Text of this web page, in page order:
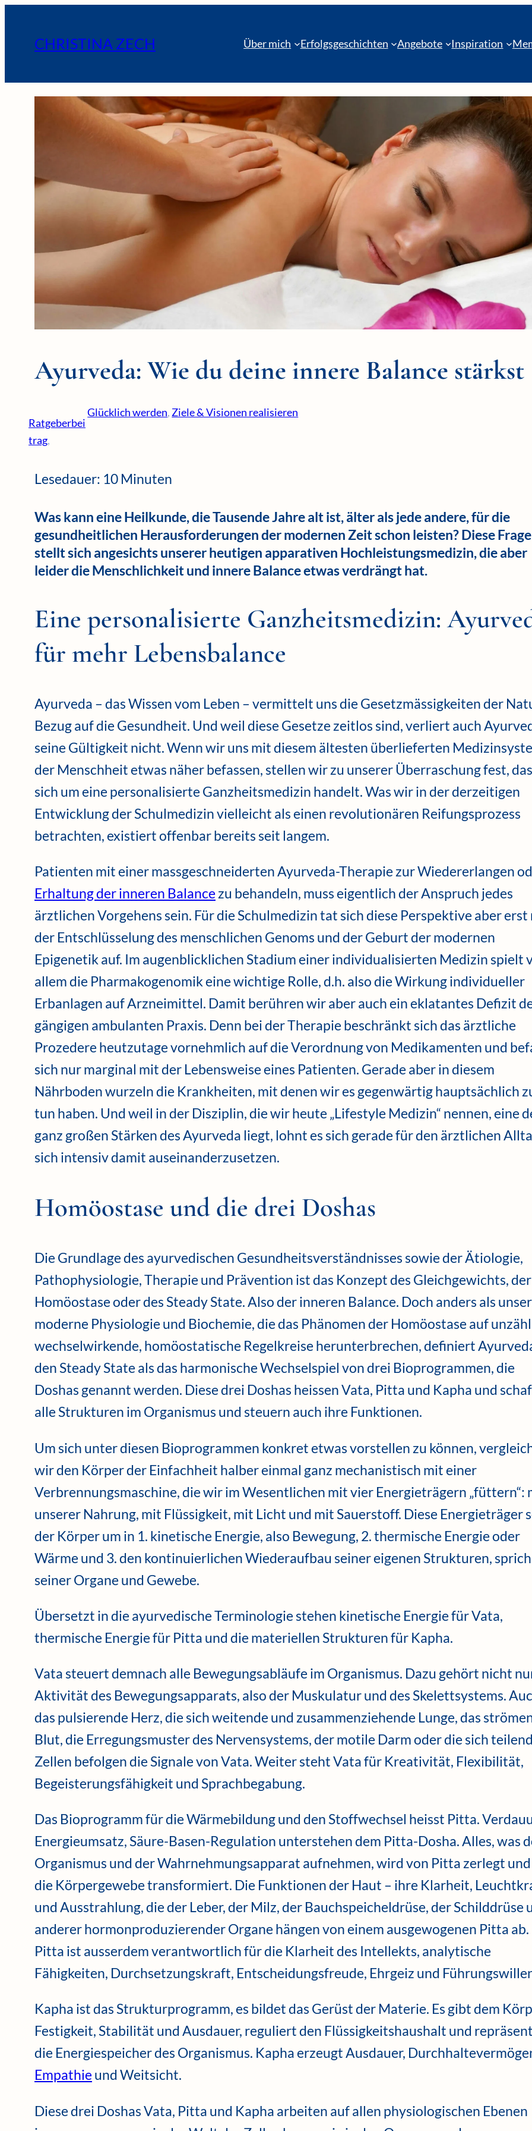
CHRISTINA ZECH Über mich Erfolgsgeschichten Angebote Inspiration
Ayurveda: Wie du deine innere Balance stärkst
Ratgeberbei
trag,
Glücklich werden, Ziele & Visionen realisieren
Lesedauer: 10 Minuten
Was kann eine Heilkunde, die Tausende Jahre alt ist, älter als jede andere, für die
gesundheitlichen Herausforderungen der modernen Zeit schon leisten? Diese Frage
stellt sich angesichts unserer heutigen apparativen Hochleistungsmedizin, die aber
leider die Menschlichkeit und innere Balance etwas verdrängt hat.
Eine personalisierte Ganzheitsmedizin:
für mehr Lebensbalance
Ayurveda – das Wissen vom Leben – vermittelt uns die Gesetzmässigkeiten der
Bezug auf die Gesundheit. Und weil diese Gesetze zeitlos sind, verliert auch
seine Gültigkeit nicht. Wenn wir uns mit diesem ältesten überlieferten
der Menschheit etwas näher befassen, stellen wir zu unserer Überraschung fest,
sich um eine personalisierte Ganzheitsmedizin handelt. Was wir in der derzeitigen
Entwicklung der Schulmedizin vielleicht als einen revolutionären Reifungsprozess
betrachten, existiert offenbar bereits seit langem.
Patienten mit einer massgeschneiderten Ayurveda-Therapie zur Wiedererlangen
Erhaltung der inneren Balance zu behandeln, muss eigentlich der Anspruch jedes
ärztlichen Vorgehens sein. Für die Schulmedizin tat sich diese Perspektive aber erst
der Entschlüsselung des menschlichen Genoms und der Geburt der modernen
Epigenetik auf. Im augenblicklichen Stadium einer individualisierten Medizin spielt
allem die Pharmakogenomik eine wichtige Rolle, d.h. also die Wirkung individueller
Erbanlagen auf Arzneimittel. Damit berühren wir aber auch ein eklatantes Defizit
gängigen ambulanten Praxis. Denn bei der Therapie beschränkt sich das ärztliche
Prozedere heutzutage vornehmlich auf die Verordnung von Medikamenten und
sich nur marginal mit der Lebensweise eines Patienten. Gerade aber in diesem
Nährboden wurzeln die Krankheiten, mit denen wir es gegenwärtig hauptsächlich
tun haben. Und weil in der Disziplin, die wir heute „Lifestyle Medizin“ nennen, eine
ganz großen Stärken des Ayurveda liegt, lohnt es sich gerade für den ärztlichen
sich intensiv damit auseinanderzusetzen.
Homöostase und die drei Doshas
Die Grundlage des ayurvedischen Gesundheitsverständnisses sowie der Ätiologie,
Pathophysiologie, Therapie und Prävention ist das Konzept des Gleichgewichts, der
Homöostase oder des Steady State. Also der inneren Balance. Doch anders als
moderne Physiologie und Biochemie, die das Phänomen der Homöostase auf
wechselwirkende, homöostatische Regelkreise herunterbrechen, definiert
den Steady State als das harmonische Wechselspiel von drei Bioprogrammen, die
Doshas genannt werden. Diese drei Doshas heissen Vata, Pitta und Kapha und
alle Strukturen im Organismus und steuern auch ihre Funktionen.
Um sich unter diesen Bioprogrammen konkret etwas vorstellen zu können,
wir den Körper der Einfachheit halber einmal ganz mechanistisch mit einer
Verbrennungsmaschine, die wir im Wesentlichen mit vier Energieträgern „füttern“:
unserer Nahrung, mit Flüssigkeit, mit Licht und mit Sauerstoff. Diese Energieträger
der Körper um in 1. kinetische Energie, also Bewegung, 2. thermische Energie oder
Wärme und 3. den kontinuierlichen Wiederaufbau seiner eigenen Strukturen, sprich
seiner Organe und Gewebe.
Übersetzt in die ayurvedische Terminologie stehen kinetische Energie für Vata,
thermische Energie für Pitta und die materiellen Strukturen für Kapha.
Vata steuert demnach alle Bewegungsabläufe im Organismus. Dazu gehört nicht
Aktivität des Bewegungsapparats, also der Muskulatur und des Skelettsystems.
das pulsierende Herz, die sich weitende und zusammenziehende Lunge, das
Blut, die Erregungsmuster des Nervensystems, der motile Darm oder die sich
Zellen befolgen die Signale von Vata. Weiter steht Vata für Kreativität, Flexibilität,
Begeisterungsfähigkeit und Sprachbegabung.
Das Bioprogramm für die Wärmebildung und den Stoffwechsel heisst Pitta.
Energieumsatz, Säure-Basen-Regulation unterstehen dem Pitta-Dosha. Alles, was
Organismus und der Wahrnehmungsapparat aufnehmen, wird von Pitta zerlegt
die Körpergewebe transformiert. Die Funktionen der Haut – ihre Klarheit,
und Ausstrahlung, die der Leber, der Milz, der Bauchspeicheldrüse, der Schilddrüse
anderer hormonproduzierender Organe hängen von einem ausgewogenen Pitta ab.
Pitta ist ausserdem verantwortlich für die Klarheit des Intellekts, analytische
Fähigkeiten, Durchsetzungskraft, Entscheidungsfreude, Ehrgeiz und
Kapha ist das Strukturprogramm, es bildet das Gerüst der Materie. Es gibt dem
Festigkeit, Stabilität und Ausdauer, reguliert den Flüssigkeitshaushalt und
die Energiespeicher des Organismus. Kapha erzeugt Ausdauer,
Empathie und Weitsicht.
Diese drei Doshas Vata, Pitta und Kapha arbeiten auf allen physiologischen Ebenen